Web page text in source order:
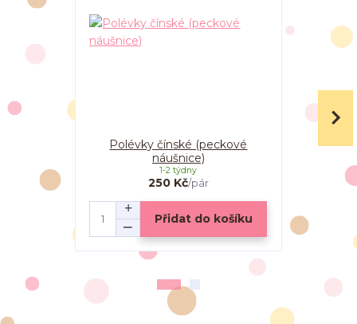
Polévky čínské (peckové
náušnice)
250 Kč/pár
1-2 týdny
Přidat do košíku
Polévky